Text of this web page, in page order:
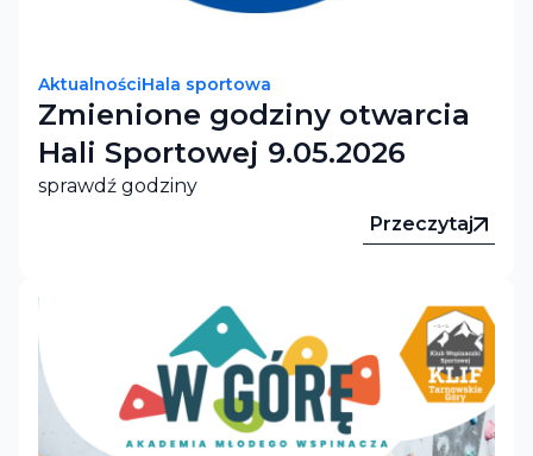
AktualnościHala sportowa
Zmienione godziny otwarcia
Hali Sportowej 9.05.2026
sprawdź godziny
Przeczytaj